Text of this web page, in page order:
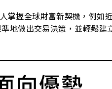
掌握全球財富新契機，例如
地做出交易決策，並輕鬆